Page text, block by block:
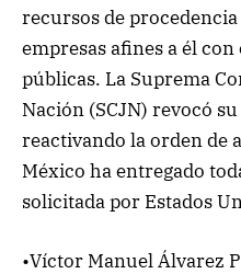
recursos de
empresas afines a él
públicas. La Suprema
Nación (SCJN) revocó
reactivando la orden de
México ha entregado
solicitada por Estados
•Víctor Manuel Álvarez